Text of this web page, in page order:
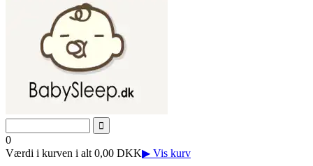
0
Værdi i kurven i alt 0,00 DKK▶ Vis kurv